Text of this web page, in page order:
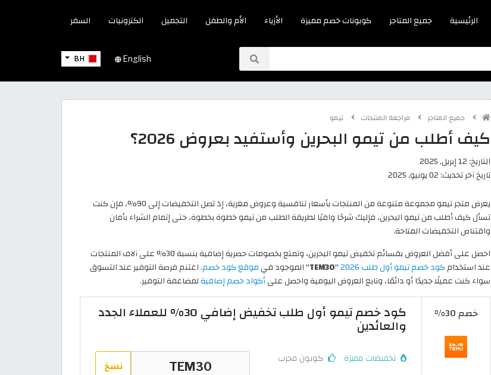
الرئيسية جميع المتاجر كوبونات خصم مميزة الأزياء الأم والطفل التجميل الكترونيات السفر
BH English
جميع المتاجر مراجعة المنتجات تيمو
كيف أطلب من تيمو البحرين وأستفيد بعروض 2026؟
التاريخ:12 إبريل, 2025
تاريخ آخر تحديث:02 يونيو, 2025
يعرض متجر تيمو مجموعة متنوعة من المنتجات بأسعار تنافسية وعروض مغرية، إذ تصل التخفيضات إلى 90%، فإن كنت
تسأل كيف أطلب من تيمو البحرين، فإليك شرحًا وافيًا لطريقة الطلب من تيمو خطوة بخطوة، حتى إتمام الشراء بأمان
واقتناص التخفيضات المتاحة.
احصل على أفضل العروض بقسائم تخفيض تيمو البحرين، وتمتع بخصومات حصرية إضافية بنسبة 30% على آلاف المنتجات
عند استخدامكود خصم تيمو أول طلب 2026 "
TEM30" الموجود فيموقع كود خصم. اغتنم فرصة التوفير عند التسوق
سواء كنت عميلًا جديدًا أو دائمًا، وتابع العروض اليومية واحصل علىأكواد خصم إضافيةلمضاعفة التوفير.
خصم 30% كود خصم تيمو أول طلب تخفيض إضافي 30% للعملاء الجدد
والعائدين
تخفيضات مميزة كوبون مجرب نسخ